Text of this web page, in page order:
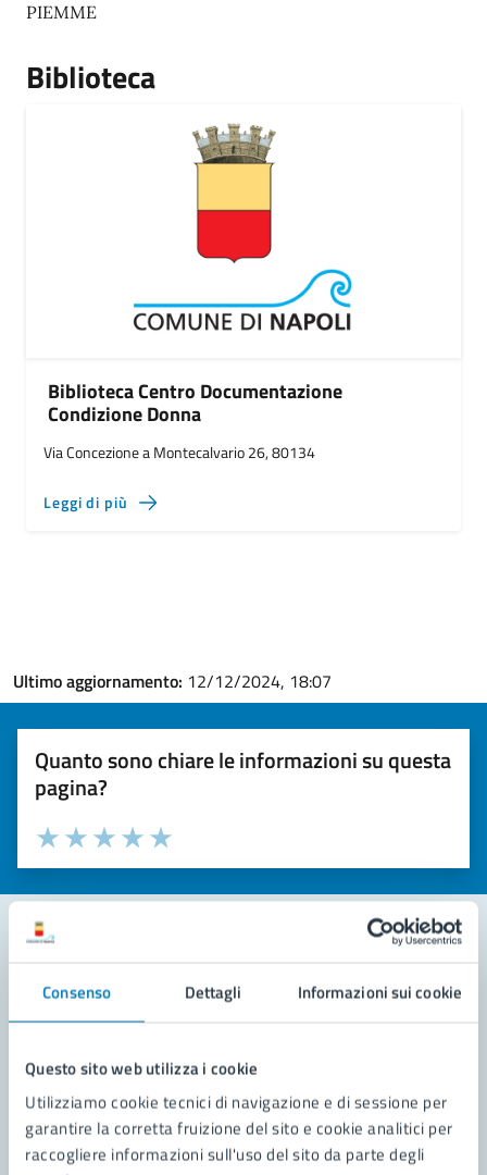
Consenso Dettagli Informazioni sui cookie
Questo sito web utilizza i cookie
Utilizziamo cookie tecnici di navigazione e di sessione per
garantire la corretta fruizione del sito e cookie analitici per
raccogliere informazioni sull'uso del sito da parte degli
PIEMME
Biblioteca
Biblioteca Centro Documentazione
Condizione Donna
Via Concezione a Montecalvario 26, 80134
Leggi di più
Ultimo aggiornamento: 12/12/2024, 18:07
Quanto sono chiare le informazioni su questa
pagina?
Valuta la chiarezza delle informazioni (da 1 a 5 stelle)
Seleziona il numero di stelle per valutare la chiarezza delle
Valuta 5 stelle su 5
Valuta 4 stelle su 5
Valuta 3 stelle su 5
Valuta 2 stelle su 5
Valuta 1 stelle su 5
Contatta il comune
Leggi le domande frequenti
Richiedi assistenza
Prenota appuntamento